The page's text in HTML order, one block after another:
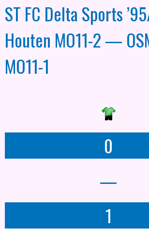
ST FC Delta Sports
Houten MO11-2 —
MO11-1
0
—
1